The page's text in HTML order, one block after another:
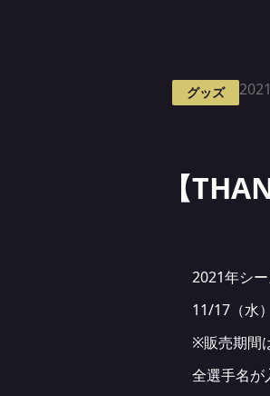
グッズ
【
2021年シ
11/17（水
※販売期間
全選手名が